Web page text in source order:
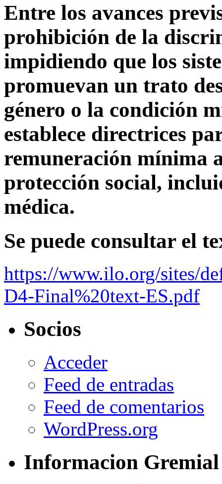
Entre los avances
prohibición de la
impidiendo que los
promuevan un trato
género o la condición
establece directrices
remuneración mínima
protección social,
médica.
Se puede consultar el
https://www.ilo.org/sites/
D4-Final%20text-ES.pdf
Socios
Acceder
Feed de entradas
Feed de comentarios
WordPress.org
Informacion Gremial